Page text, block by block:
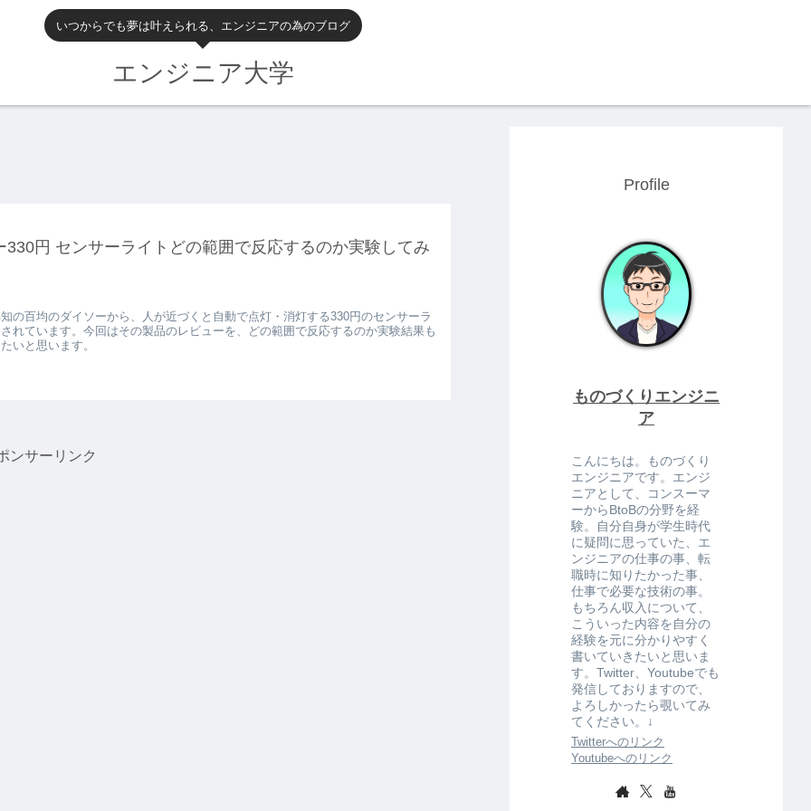
いつからでも夢は叶えられる、エンジニアの為のブログ
エンジニア大学
330円 センサーライトどの範囲で反応するのか実験してみ
の百均のダイソーから、人が近づくと自動で点灯・消灯する330円のセンサーラ
れています。今回はその製品のレビューを、どの範囲で反応するのか実験結果も
いと思います。
ンサーリンク
Profile
ものづくりエンジニ
ア
こんにちは。ものづくり
エンジニアです。エンジ
ニアとして、コンスーマ
ーからBtoBの分野を経
験。自分自身が学生時代
に疑問に思っていた、エ
ンジニアの仕事の事、転
職時に知りたかった事、
仕事で必要な技術の事。
もちろん収入について、
こういった内容を自分の
経験を元に分かりやすく
書いていきたいと思いま
す。Twitter、Youtubeでも
発信しておりますので、
よろしかったら覗いてみ
てください。↓
Twitterへのリンク
Youtubeへのリンク